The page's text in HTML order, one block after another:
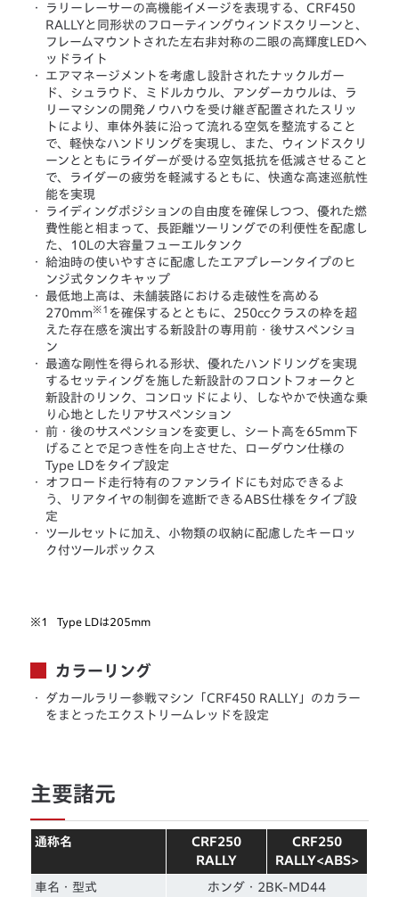
・
ラリーレーサーの高機能イメージを表現する、CRF450
RALLYと同形状のフローティングウィンドスクリーンと、
フレームマウントされた左右非対称の二眼の高輝度LEDヘ
ッドライト
・
エアマネージメントを考慮し設計されたナックルガー
ド、シュラウド、ミドルカウル、アンダーカウルは、ラ
リーマシンの開発ノウハウを受け継ぎ配置されたスリッ
トにより、車体外装に沿って流れる空気を整流すること
で、軽快なハンドリングを実現し、また、ウィンドスクリ
ーンとともにライダーが受ける空気抵抗を低減させること
で、ライダーの疲労を軽減するともに、快適な高速巡航性
能を実現
・
ライディングポジションの自由度を確保しつつ、優れた燃
費性能と相まって、長距離ツーリングでの利便性を配慮し
た、10Lの大容量フューエルタンク
・
給油時の使いやすさに配慮したエアプレーンタイプのヒ
ンジ式タンクキャップ
・
最低地上高は、未舗装路における走破性を高める
270mm ※1 を確保するとともに、250ccクラスの枠を超
えた存在感を演出する新設計の専用前・後サスペンショ
ン
・
最適な剛性を得られる形状、優れたハンドリングを実現
するセッティングを施した新設計のフロントフォークと
新設計のリンク、コンロッドにより、しなやかで快適な乗
り心地としたリアサスペンション
・
前・後のサスペンションを変更し、シート高を65mm下
げることで足つき性を向上させた、ローダウン仕様の
Type LDをタイプ設定
・
オフロード走行特有のファンライドにも対応できるよ
う、リアタイヤの制御を遮断できるABS仕様をタイプ設
定
・
ツールセットに加え、小物類の収納に配慮したキーロッ
ク付ツールボックス
※1 Type LDは205mm
カラーリング
・
ダカールラリー参戦マシン「CRF450 RALLY」のカラー
をまとったエクストリームレッドを設定
主要諸元
通称名
CRF250
RALLY
CRF250
RALLY<ABS>
車名・型式 ホンダ・2BK-MD44